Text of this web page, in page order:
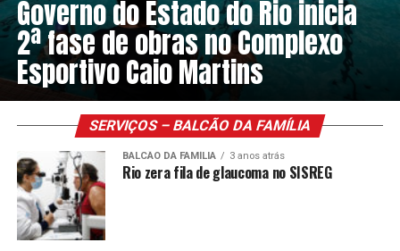
Governo do Estado do Rio inicia
2ª fase de obras no Complexo
Esportivo Caio Martins
SERVIÇOS – BALCÃO DA FAMÍLIA
BALCÃO DA FAMÍLIA 3 anos atrás
Rio zera fila de glaucoma no SISREG